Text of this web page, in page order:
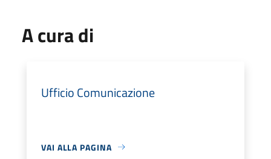
A cura di
Ufficio Comunicazione
VAI ALLA PAGINA